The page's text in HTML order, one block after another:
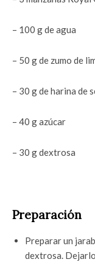
– 100 g de agua
– 50 g de zumo de
– 30 g de harina de
– 40 g azúcar
– 30 g dextrosa
Preparación
Preparar un
dextrosa.